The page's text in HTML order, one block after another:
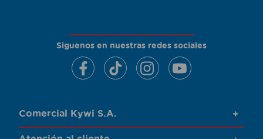
Siguenos en nuestras redes sociales
Comercial Kywi S.A. +